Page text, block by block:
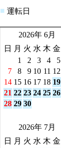
■ 運転日
2026年 6月
日
月 火 水 木 金
1
2 3 4 5
7
8 9 10 11 12
14 15 16 17 18 19
21 22 23 24 25 26
28 29 30
2026年 7月
日
月 火 水 木 金